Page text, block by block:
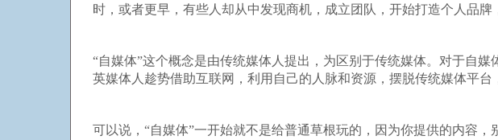
时，或者更早，有些人却从中发现商机，成立团队，开始打造个人品牌
“自媒体”这个概念是由传统媒体人提出，为区别于传统媒体。对于自
英媒体人趁势借助互联网，利用自己的人脉和资源，摆脱传统媒体平台
可以说，“自媒体”一开始就不是给普通草根玩的，因为你提供的内容